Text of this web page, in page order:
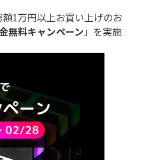
1万円以上お買い上げのお
無料キャンペーン 」を実施